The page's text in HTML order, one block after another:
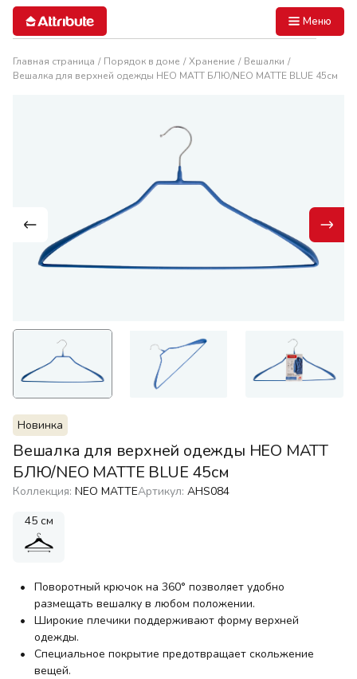
Меню
Главная страница Порядок в доме Хранение
Вешалки
Вешалка для верхней одежды НЕО МАТТ БЛЮ/NEO MATTE BLUE 45см
Новинка
Вешалка для верхней одежды НЕО МАТТ
БЛЮ/NEO MATTE BLUE 45см
Коллекция: NEO MATTEАртикул: AHS084
45 см
Поворотный крючок на 360° позволяет удобно
размещать вешалку в любом положении.
Широкие плечики поддерживают форму верхней
одежды.
Специальное покрытие предотвращает скольжение
вещей.